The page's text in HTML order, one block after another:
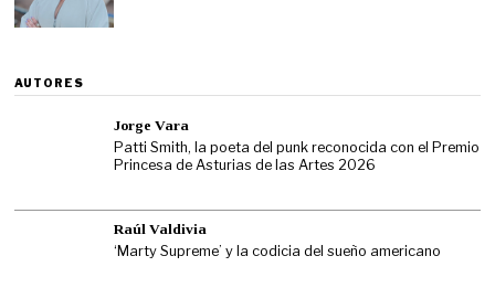
AUTORES
Jorge Vara
Patti Smith, la poeta del punk reconocida con el Premio
Princesa de Asturias de las Artes 2026
Raúl Valdivia
‘Marty Supreme’ y la codicia del sueño americano